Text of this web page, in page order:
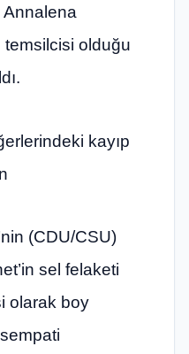
Annalena
olduğu
kayıp
(CDU/CSU)
sel felaketi
olarak boy